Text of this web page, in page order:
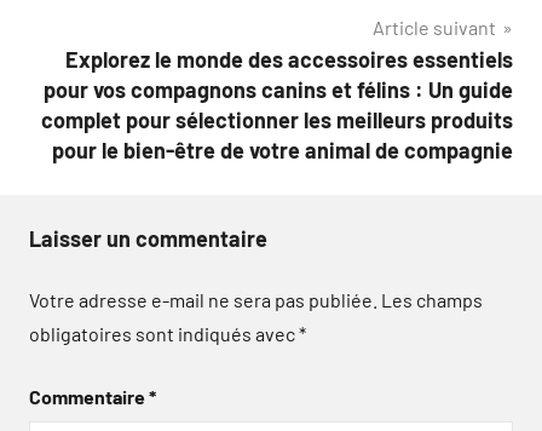
Article suivant
Explorez le monde des accessoires essentiels
pour vos compagnons canins et félins : Un guide
complet pour sélectionner les meilleurs produits
pour le bien-être de votre animal de compagnie
Laisser un commentaire
Votre adresse e-mail ne sera pas publiée. Les champs
obligatoires sont indiqués avec*
Commentaire*